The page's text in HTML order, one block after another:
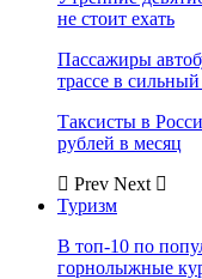
не стоит ехать
Пассажиры
трассе в
Таксисты в
рублей в месяц
Prev Next
Туризм
В топ-10 по
горнолыжные